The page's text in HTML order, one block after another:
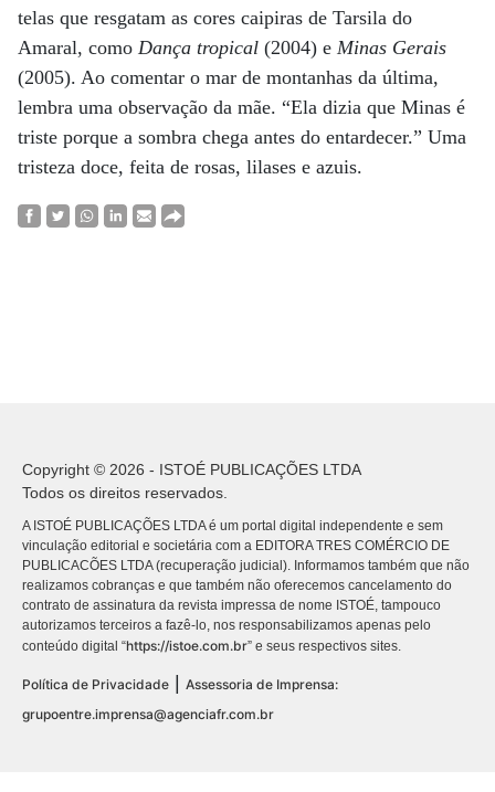
telas que resgatam as cores caipiras de Tarsila do
Amaral, como Dança tropical (2004) e Minas Gerais
(2005). Ao comentar o mar de montanhas da última,
lembra uma observação da mãe. “Ela dizia que Minas é
triste porque a sombra chega antes do entardecer.” Uma
tristeza doce, feita de rosas, lilases e azuis.
Copyright © 2026 - ISTOÉ PUBLICAÇÕES LTDA
Todos os direitos reservados.
A ISTOÉ PUBLICAÇÕES LTDA é um portal digital independente e sem
vinculação editorial e societária com a EDITORA TRES COMÉRCIO DE
PUBLICACÕES LTDA (recuperação judicial). Informamos também que não
realizamos cobranças e que também não oferecemos cancelamento do
contrato de assinatura da revista impressa de nome ISTOÉ, tampouco
autorizamos terceiros a fazê-lo, nos responsabilizamos apenas pelo
conteúdo digital “https://istoe.com.br” e seus respectivos sites.
Política de Privacidade
Assessoria de Imprensa:
grupoentre.imprensa@agenciafr.com.br